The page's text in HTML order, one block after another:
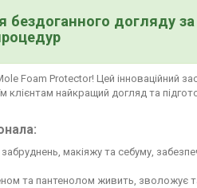
бездоганного догляду за
Foam Protector! Цей інноваційний
клієнтам найкращий догляд та
макіяжу та себуму,
та пантенолом живить, зволожує